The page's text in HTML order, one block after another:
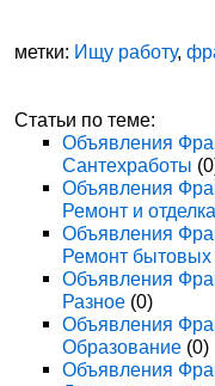
метки: Ищу работу,
Статьи по теме:
Объявления
Сантехработы
Объявления
Ремонт и отделка
Объявления
Ремонт бытовых
Объявления
Разное (0)
Объявления
Образование (0)
Объявления